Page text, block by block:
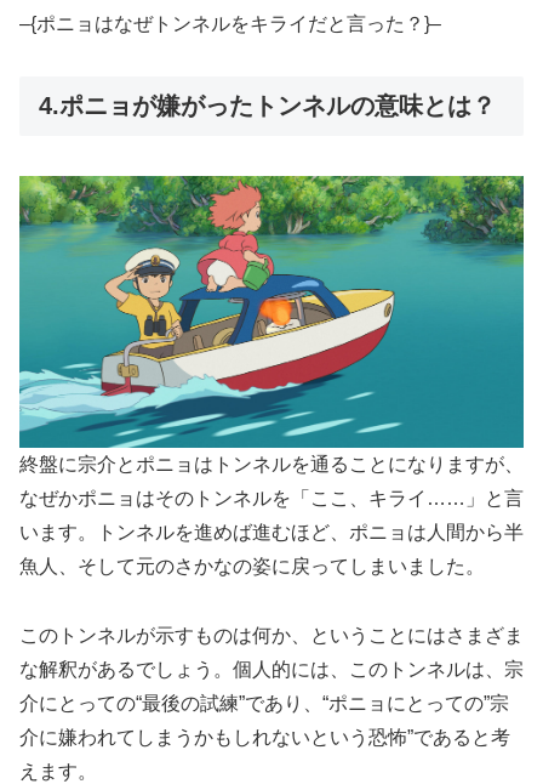
–{ポニョはなぜトンネルをキライだと言った？}–
4.ポニョが嫌がったトンネルの意味とは？
終盤に宗介とポニョはトンネルを通ることになりますが、
なぜかポニョはそのトンネルを「ここ、キライ……」と言
います。トンネルを進めば進むほど、ポニョは人間から半
魚人、そして元のさかなの姿に戻ってしまいました。
このトンネルが示すものは何か、ということにはさまざま
な解釈があるでしょう。個人的には、このトンネルは、宗
介にとっての“最後の試練”であり、“ポニョにとっての”宗
介に嫌われてしまうかもしれないという恐怖”であると考
えます。